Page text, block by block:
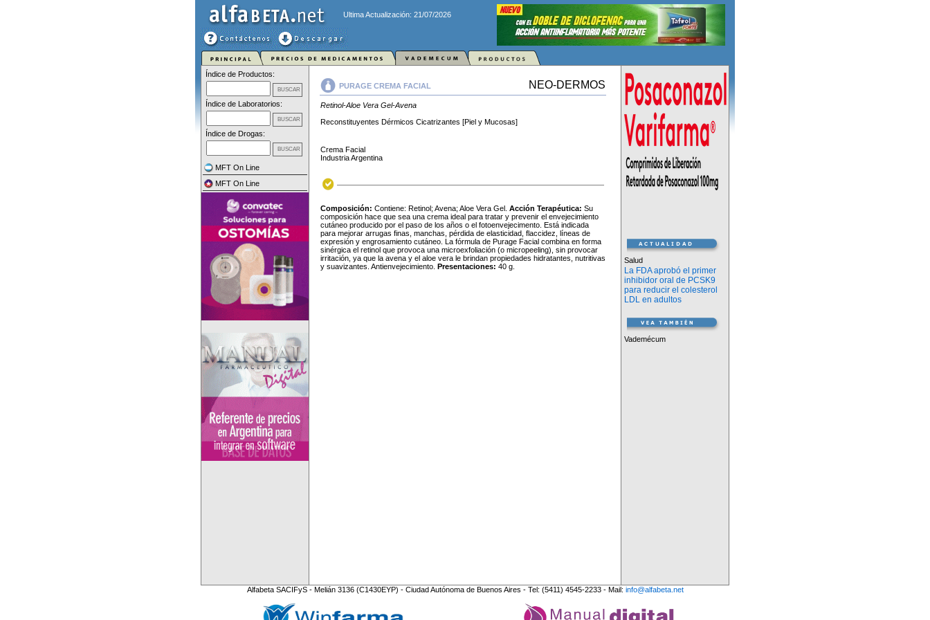
Ultima Actualización: 21/07/2026
Índice de Productos:
Índice de Laboratorios:
Índice de Drogas:
MFT On Line
MFT On Line
PURAGE CREMA FACIAL NEO-DERMOS
Retinol-Aloe Vera Gel-Avena
Reconstituyentes Dérmicos Cicatrizantes [Piel y Mucosas]
Crema Facial
Industria Argentina
Composición: Contiene: Retinol; Avena; Aloe Vera Gel. Acción Terapéutica: Su
composición hace que sea una crema ideal para tratar y prevenir el envejecimiento
cutáneo producido por el paso de los años o el fotoenvejecimento. Está indicada
para mejorar arrugas finas, manchas, pérdida de elasticidad, flaccidez, líneas de
expresión y engrosamiento cutáneo. La fórmula de Purage Facial combina en forma
sinérgica el retinol que provoca una microexfoliación (o micropeeling), sin provocar
irritación, ya que la avena y el aloe vera le brindan propiedades hidratantes, nutritivas
y suavizantes. Antienvejecimiento. Presentaciones: 40 g.
Salud
La FDA aprobó el primer
inhibidor oral de PCSK9
para reducir el colesterol
LDL en adultos
Vademécum
Alfabeta SACIFyS - Melián 3136 (C1430EYP) - Ciudad Autónoma de Buenos Aires - Tel: (5411) 4545-2233 - Mail: info@alfabeta.net